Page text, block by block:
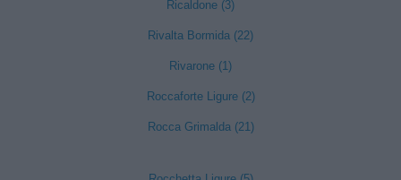
Ricaldone (3)
Rivalta Bormida (22)
Rivarone (1)
Roccaforte Ligure (2)
Rocca Grimalda (21)